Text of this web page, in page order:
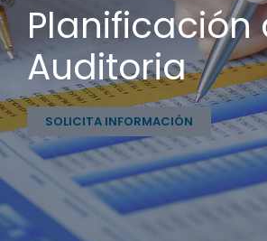
Planificación
Auditoria
SOLICITA INFORMACIÓN